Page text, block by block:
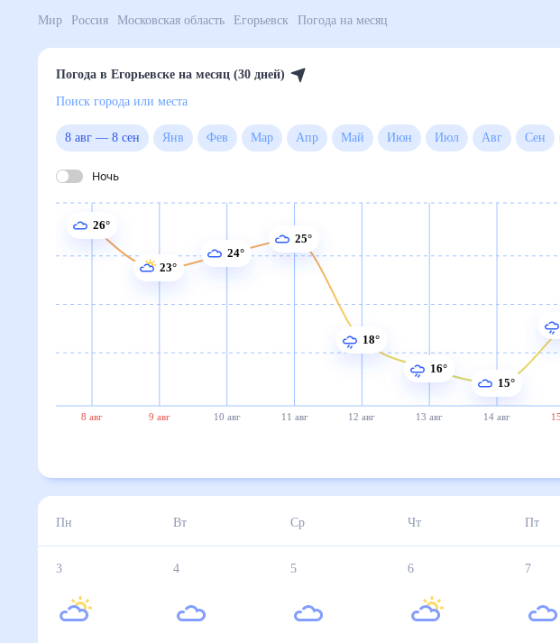
Мир Россия Московская область Егорьевск Погода на месяц
Погода в Егорьевске на месяц (30 дней)
Поиск города или места
8 авг— 8 сен Янв Фев Мар Апр Май Июн Июл Авг
Ночь
8 авг 9 авг 10 авг 11 авг 12 авг 13 авг 14 авг
26°
23°
24°
25°
18°
16°
15°
Пн Вт Ср Чт Пт
3 4 5 6 7